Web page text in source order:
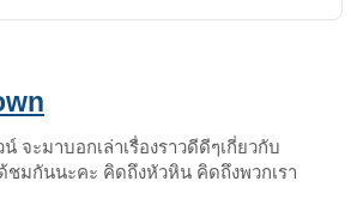
Email
จะมาบอกเล่าเรื่องราวดีดีๆเกี่ยวกับ
ชมกันนะคะ คิดถึงหัวหิน คิดถึงพวกเรา